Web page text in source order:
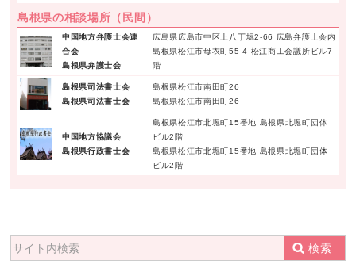
島根県の相談場所（民間）
中国地方弁護士会連
合会
島根県弁護士会
広島県広島市中区上八丁堀2-66 広島弁護士会内
島根県松江市母衣町55-4 松江商工会議所ビル7
階
島根県司法書士会
島根県司法書士会
島根県松江市南田町26
島根県松江市南田町26
中国地方協議会
島根県行政書士会
島根県松江市北堀町15番地 島根県北堀町団体
ビル2階
島根県松江市北堀町15番地 島根県北堀町団体
ビル2階
検索